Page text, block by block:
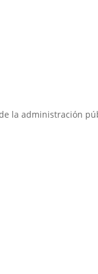
la administración